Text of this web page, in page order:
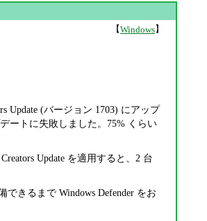
【Windows】
Update (バージョン 1703) にアップ
ートに失敗しました。75% くらい
Update を適用すると、2 台
できるまで Windows Defender をお